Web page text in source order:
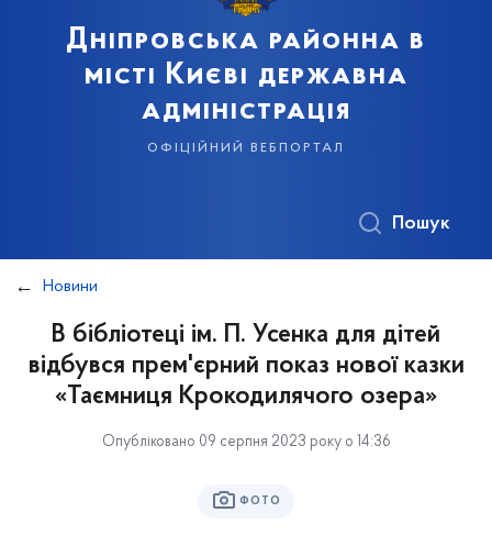
Дніпровська районна в
місті Києві державна
адміністрація
офіційний вебпортал
Пошук
Новини
В бібліотеці ім. П. Усенка для дітей
відбувся прем'єрний показ нової казки
«Таємниця Крокодилячого озера»
Опубліковано 09 серпня 2023 року о 14:36
ФОТО